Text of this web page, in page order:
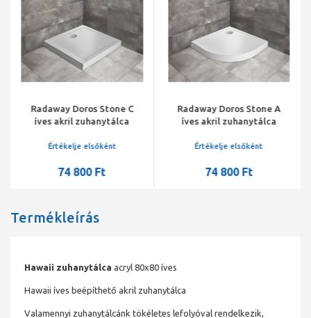
Radaway Doros Stone C
íves akril zuhanytálca
szifonnal, fehér
Értékelje elsőként
74 800 Ft
Radaway Doros Stone A
íves akril zuhanytálca
szifonnal, fehér
Értékelje elsőként
74 800 Ft
Termékleírás
Hawaii zuhanytálca acryl 80x80 íves
Hawaii íves beépíthető akril zuhanytálca
Valamennyi zuhanytálcánk tökéletes lefolyóval rendelkezik,